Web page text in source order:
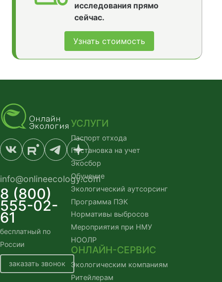
исследования прямо
сейчас.
Узнать стоимость
info@onlineecology.com
8 (800)
555-02-
61
бесплатный по
России
заказать звонок
УСЛУГИ
Паспорт отхода
Постановка на учет
Экосбор
Обучение
Экологический аутсорсинг
Программа ПЭК
Нормативы выбросов
Мероприятия при НМУ
НООЛР
ОНЛАЙН-СЕРВИС
Экологическим компаниям
Ритейлерам